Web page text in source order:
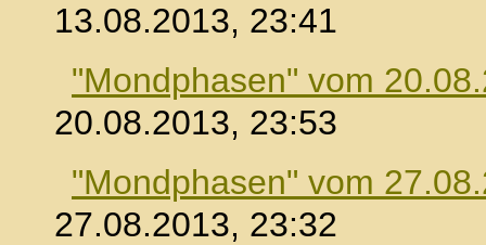
13.08.2013, 23:41
"Mondphasen" vom
20.08.2013, 23:53
"Mondphasen" vom
27.08.2013, 23:32